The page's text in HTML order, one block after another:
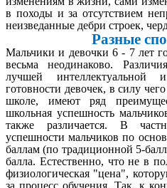
в походы и за отсутствием
неизведанные дебри строек,
Разные
Мальчики и девочки 6 - 7 лет
весьма неодинаково.
лучшей интеллектуальной
готовности девочек, в силу
школе, имеют ряд
школьная успешность
также различается. В
успешности мальчиков по
баллам (по традиционной 5-
балла. Естественно, что не в
физиологическая "цена",